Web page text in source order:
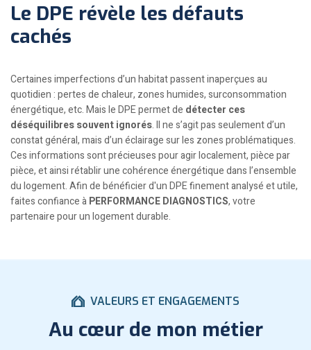
Le DPE révèle les défauts
cachés
Certaines imperfections d’un habitat passent inaperçues au
quotidien : pertes de chaleur, zones humides, surconsommation
énergétique, etc. Mais le DPE permet de détecter ces
déséquilibres souvent ignorés. Il ne s’agit pas seulement d’un
constat général, mais d’un éclairage sur les zones problématiques.
Ces informations sont précieuses pour agir localement, pièce par
pièce, et ainsi rétablir une cohérence énergétique dans l’ensemble
du logement. Afin de bénéficier d'un DPE finement analysé et utile,
faites confiance àPERFORMANCE DIAGNOSTICS, votre
partenaire pour un logement durable.
VALEURS ET ENGAGEMENTS
Au cœur de mon métier